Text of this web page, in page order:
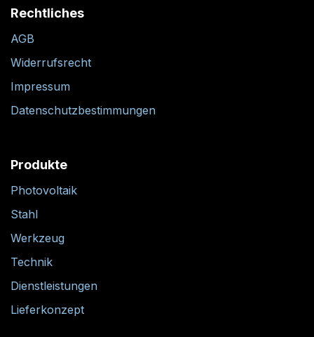
Rechtliches
AGB
Widerrufsrecht
Impressum
Datenschutzbestimmungen
Produkte
Photovoltaik
Stahl
Werkzeug
Technik
Dienstleistungen
Lieferkonzept